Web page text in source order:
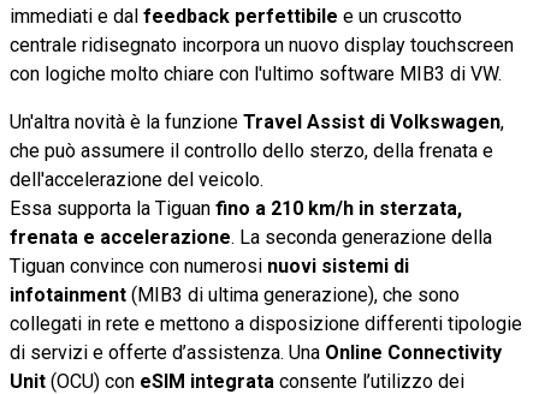
immediati e dal feedback perfettibile e un cruscotto
centrale ridisegnato incorpora un nuovo display touchscreen
con logiche molto chiare con l'ultimo software MIB3 di VW.
Un'altra novità è la funzione Travel Assist di Volkswagen,
che può assumere il controllo dello sterzo, della frenata e
dell'accelerazione del veicolo.
Essa supporta la Tiguan fino a 210 km/h in sterzata,
frenata e accelerazione. La seconda generazione della
Tiguan convince con numerosi nuovi sistemi di
infotainment (MIB3 di ultima generazione), che sono
collegati in rete e mettono a disposizione differenti tipologie
di servizi e offerte d’assistenza. Una Online Connectivity
Unit (OCU) con eSIM integrata consente l’utilizzo dei